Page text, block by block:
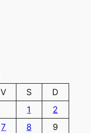
V S
D
1
2
7 8
9